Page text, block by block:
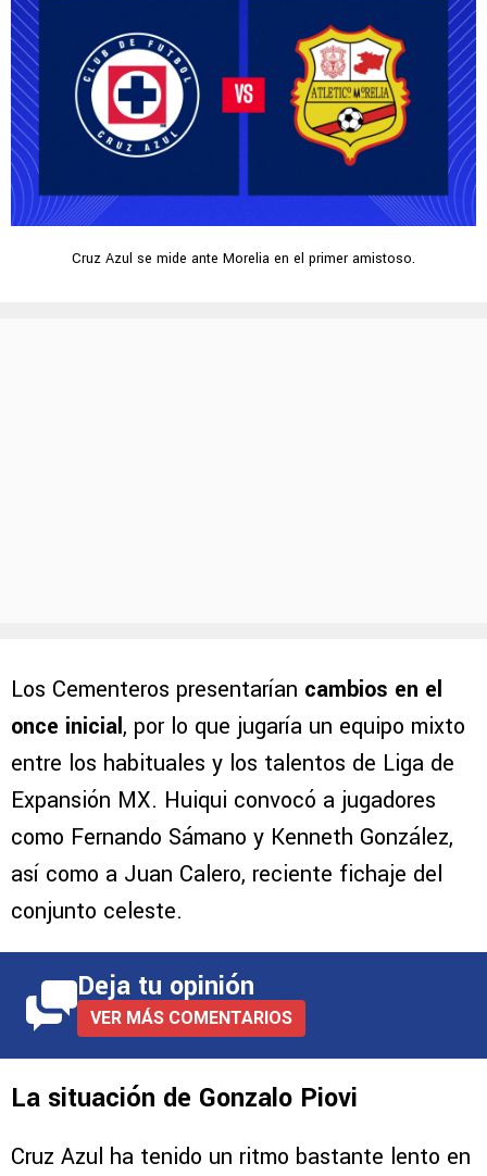
Cruz Azul se mide ante Morelia en el primer amistoso.
Los Cementeros presentarían cambios en el
once inicial, por lo que jugaría un equipo mixto
entre los habituales y los talentos de Liga de
Expansión MX. Huiqui convocó a jugadores
como Fernando Sámano y Kenneth González,
así como a Juan Calero, reciente fichaje del
conjunto celeste.
Deja tu opinión
VER MÁS COMENTARIOS
La situación de Gonzalo Piovi
Cruz Azul ha tenido un ritmo bastante lento en